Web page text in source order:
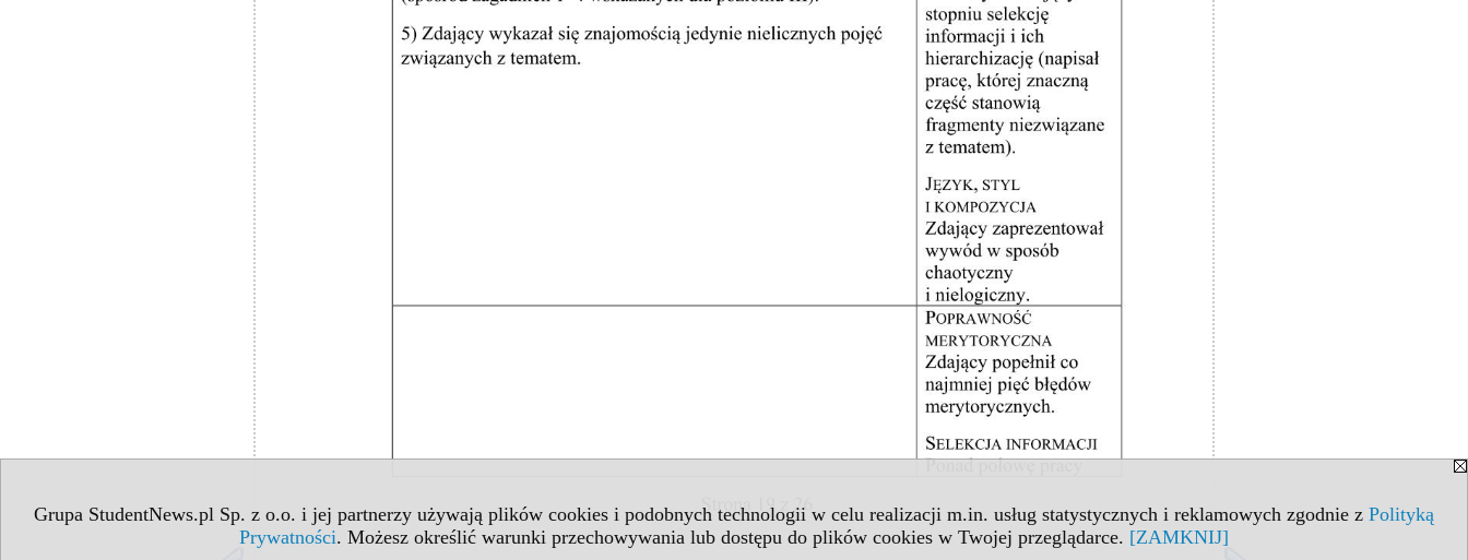
Grupa StudentNews.pl Sp. z o.o. i jej partnerzy używają plików cookies i podobnych technologii w celu realizacji m.in. usług statystycznych i reklamowych zgodnie z Polityką
Prywatności. Możesz określić warunki przechowywania lub dostępu do plików cookies w Twojej przeglądarce. [ZAMKNIJ]